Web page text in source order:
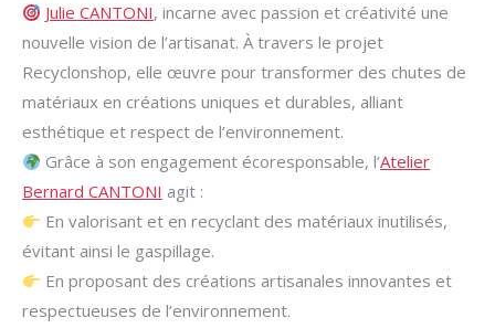
Julie CANTONI, incarne avec passion et créativité une
nouvelle vision de l’artisanat. À travers le projet
Recyclonshop, elle œuvre pour transformer des chutes de
matériaux en créations uniques et durables, alliant
esthétique et respect de l’environnement.
Grâce à son engagement écoresponsable, l’Atelier
Bernard CANTONI agit :
En valorisant et en recyclant des matériaux inutilisés,
évitant ainsi le gaspillage.
En proposant des créations artisanales innovantes et
respectueuses de l’environnement.